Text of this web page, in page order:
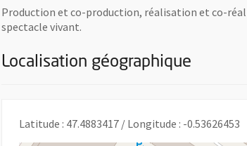
Production et co-production, réalisation et co-
spectacle vivant.
Localisation géographique
Latitude : 47.4883417 / Longitude : -0.53626453